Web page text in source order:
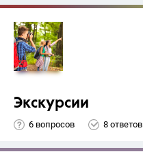
Экскурсии
6 вопросов 8 ответов